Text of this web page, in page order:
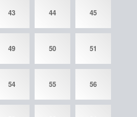
43 44 45
49 50 51
54 55 56